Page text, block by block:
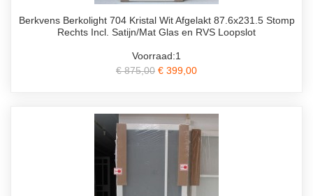
Berkvens Berkolight 704 Kristal Wit Afgelakt 87.6x231.5 Stomp
Rechts Incl. Satijn/Mat Glas en RVS Loopslot
Voorraad:1
€ 875,00 € 399,00